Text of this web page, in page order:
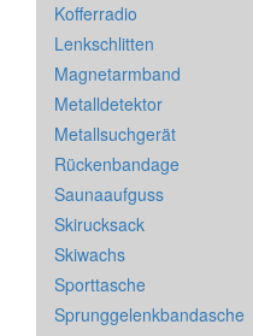
Kofferradio
Lenkschlitten
Magnetarmband
Metalldetektor
Metallsuchgerät
Rückenbandage
Saunaaufguss
Skirucksack
Skiwachs
Sporttasche
Sprunggelenkbandasche